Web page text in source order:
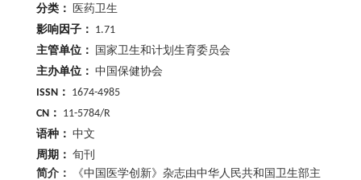
分类： 医药卫生
影响因子： 1.71
主管单位：
国家卫生和计划生育委员会
主办单位： 中国保健协会
ISSN： 1674-4985
CN： 11-5784/R
语种： 中文
周期： 旬刊
简介：
《中国医学创新》杂志由中华人民共和国卫生部主